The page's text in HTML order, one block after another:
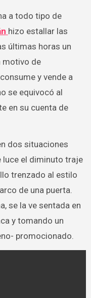
a todo tipo de
hizo estallar las
últimas horas un
motivo de
y vende a
se equivocó al
en su cuenta de
dos situaciones
luce el diminuto traje
trenzado al estilo
de una puerta.
se la ve sentada en
y tomando un
promocionado.